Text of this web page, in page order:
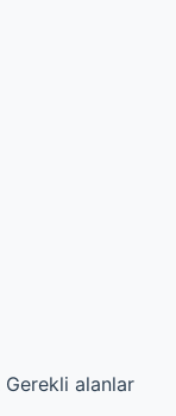
Gerekli alanlar